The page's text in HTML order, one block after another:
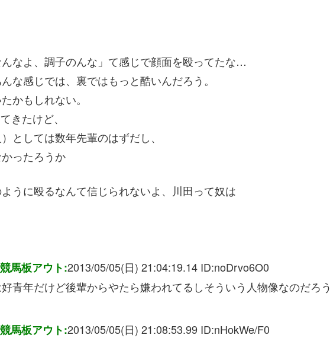
んなよ、調子のんな」て感じで顔面を殴ってたな…
な感じでは、裏ではもっと酷いんだろう。
かもしれない。
きたけど、
としては数年先輩のはずだし、
ったろうか
うに殴るなんて信じられないよ、川田って奴は
馬板アウト:2013/05/05(日) 21:04:19.14 ID:noDrvo6O0
青年だけど後輩からやたら嫌われてるしそういう人物像なのだろう
馬板アウト:2013/05/05(日) 21:08:53.99 ID:nHokWe/F0